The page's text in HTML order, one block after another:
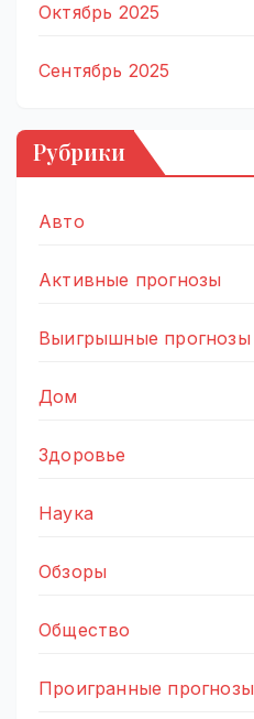
Октябрь 2025
Сентябрь 2025
Рубрики
Авто
Активные прогнозы
Выигрышные прогнозы
Дом
Здоровье
Наука
Обзоры
Общество
Проигранные прогнозы